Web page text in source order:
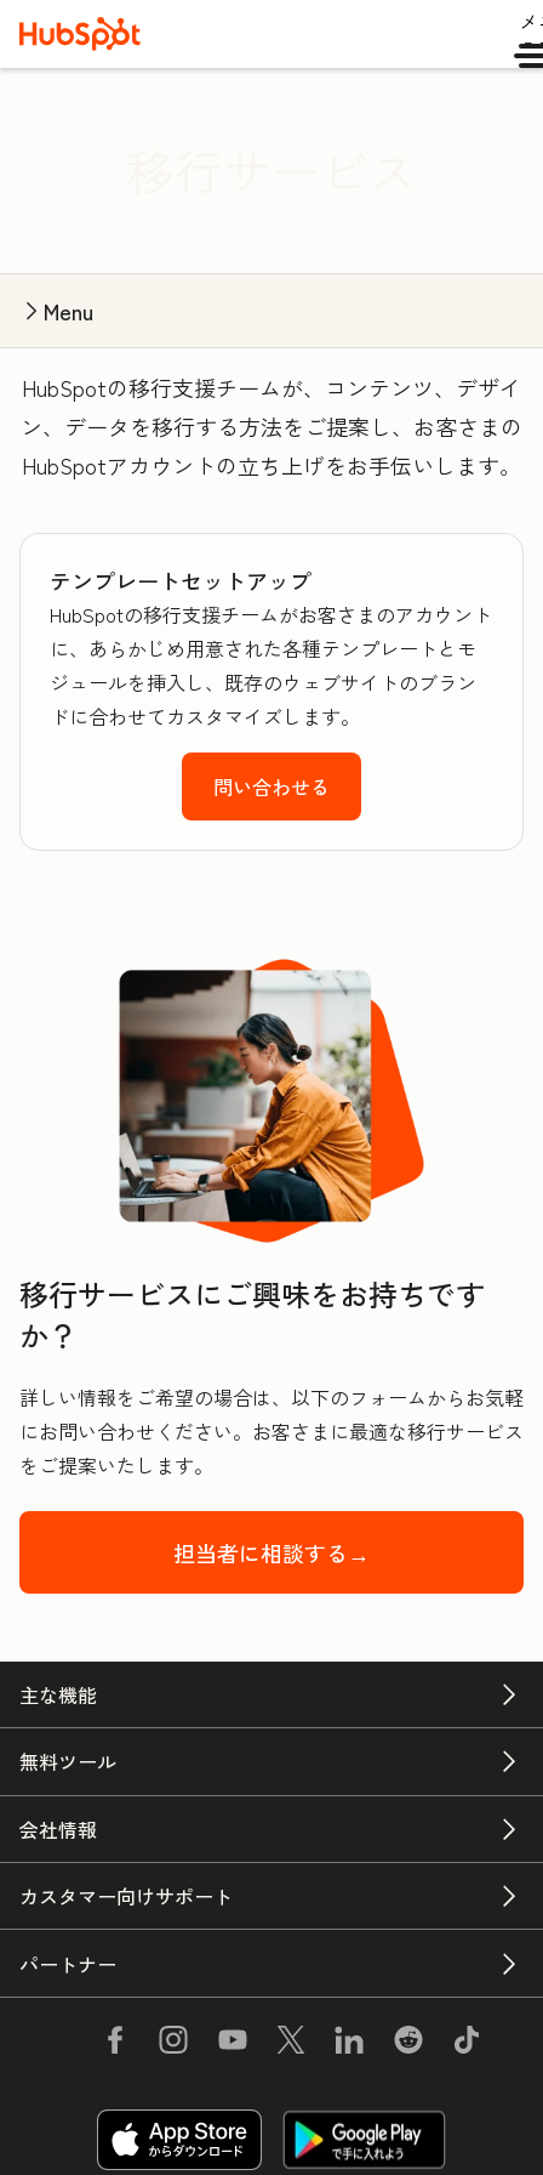
Menu
HubSpotの移行支援チームが、コンテンツ、デザイ
ン、データを移行する方法をご提案し、お客さまの
HubSpotアカウントの立ち上げをお手伝いします。
テンプレートセットアップ
HubSpotの移行支援チームがお客さまのアカウント
に、あらかじめ用意された各種テンプレートとモ
ジュールを挿入し、既存のウェブサイトのブラン
ドに合わせてカスタマイズします。
問い合わせる
移行サービスにご興味をお持ちです
か？
詳しい情報をご希望の場合は、以下のフォームからお気軽
にお問い合わせください。お客さまに最適な移行サービス
をご提案いたします。
担当者に相談する→
主な機能
無料ツール
会社情報
カスタマー向けサポート
パートナー